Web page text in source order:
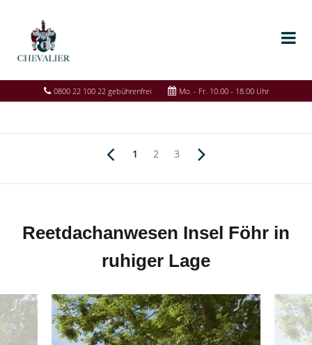
0800 22 100 22 gebührenfrei Mo. - Fr. 10.00 - 18.00 Uhr
1 2 3
Reetdachanwesen Insel Föhr in
ruhiger Lage